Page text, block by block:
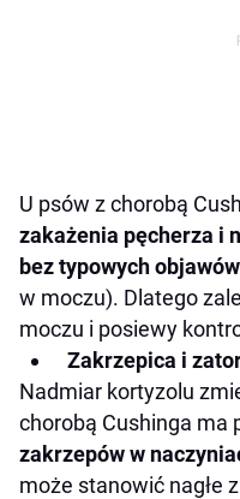
U psów z chorobą
zakażenia pęcherza i
bez typowych objawów
w moczu). Dlatego
moczu i posiewy
Zakrzepica i
Nadmiar kortyzolu
chorobą Cushinga ma
zakrzepów w
może stanowić nagłe